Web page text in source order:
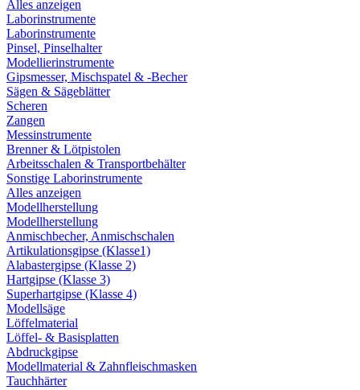
Alles anzeigen
Laborinstrumente
Laborinstrumente
Pinsel, Pinselhalter
Modellierinstrumente
Gipsmesser, Mischspatel & -Becher
Sägen & Sägeblätter
Scheren
Zangen
Messinstrumente
Brenner & Lötpistolen
Arbeitsschalen & Transportbehälter
Sonstige Laborinstrumente
Alles anzeigen
Modellherstellung
Modellherstellung
Anmischbecher, Anmischschalen
Artikulationsgipse (Klasse1)
Alabastergipse (Klasse 2)
Hartgipse (Klasse 3)
Superhartgipse (Klasse 4)
Modellsäge
Löffelmaterial
Löffel- & Basisplatten
Abdruckgipse
Modellmaterial & Zahnfleischmasken
Tauchhärter